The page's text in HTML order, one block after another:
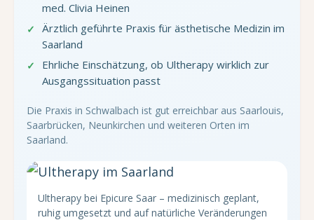
med. Clivia Heinen
Ärztlich geführte Praxis für ästhetische Medizin im
Saarland
Ehrliche Einschätzung, ob Ultherapy wirklich zur
Ausgangssituation passt
Die Praxis in Schwalbach ist gut erreichbar aus Saarlouis,
Saarbrücken, Neunkirchen und weiteren Orten im
Saarland.
Ultherapy bei Epicure Saar – medizinisch geplant,
ruhig umgesetzt und auf natürliche Veränderungen